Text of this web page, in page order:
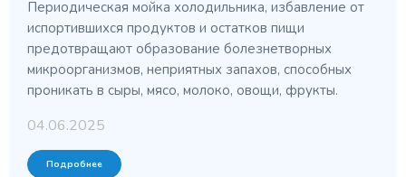
Периодическая мойка холодильника, избавление от
испортившихся продуктов и остатков пищи
предотвращают образование болезнетворных
микроорганизмов, неприятных запахов, способных
проникать в сыры, мясо, молоко, овощи, фрукты.
04.06.2025
Подробнее